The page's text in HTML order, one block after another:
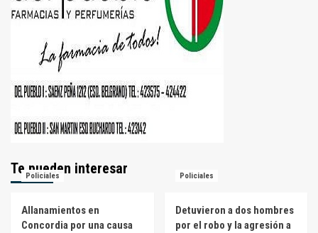
Te pueden interesar
Policiales
Allanamientos en
Concordia por una causa
Policiales
Detuvieron a dos hombres
por el robo y la agresión a